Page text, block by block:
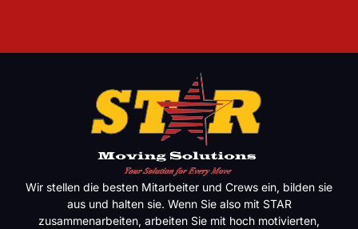
Wir stellen die besten Mitarbeiter und Crews ein, bilden sie
aus und halten sie. Wenn Sie also mit STAR
zusammenarbeiten, arbeiten Sie mit hoch motivierten,